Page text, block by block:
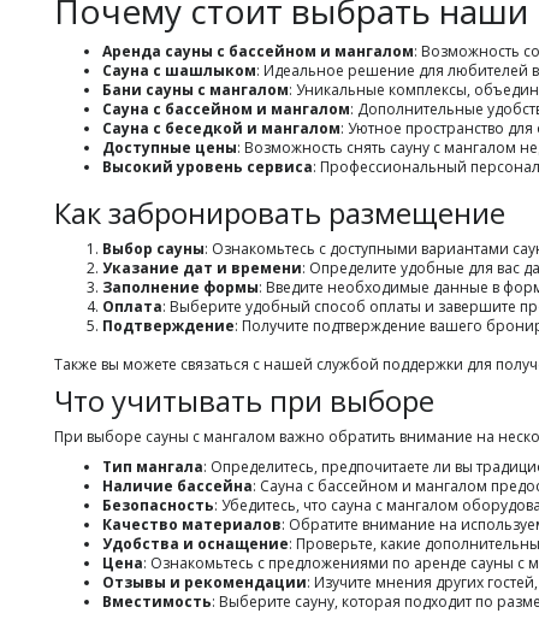
Почему стоит выбрать наши
Аренда сауны с бассейном и мангалом: Возможность
Сауна с шашлыком: Идеальное решение для любителей
Бани сауны с мангалом: Уникальные комплексы,
Сауна с бассейном и мангалом: Дополнительные
Сауна с беседкой и мангалом: Уютное пространство
Доступные цены: Возможность снять сауну с мангалом
Высокий уровень сервиса: Профессиональный
Как забронировать размещение
Выбор сауны: Ознакомьтесь с доступными вариантами
Указание дат и времени: Определите удобные для вас
Заполнение формы: Введите необходимые данные в
Оплата: Выберите удобный способ оплаты и завершите
Подтверждение: Получите подтверждение вашего
Также вы можете связаться с нашей службой поддержки для
Что учитывать при выборе
При выборе сауны с мангалом важно обратить внимание на
Тип мангала: Определитесь, предпочитаете ли вы
Наличие бассейна: Сауна с бассейном и мангалом
Безопасность: Убедитесь, что сауна с мангалом
Качество материалов: Обратите внимание на
Удобства и оснащение: Проверьте, какие
Цена: Ознакомьтесь с предложениями по аренде сауны с
Отзывы и рекомендации: Изучите мнения других
Вместимость: Выберите сауну, которая подходит по